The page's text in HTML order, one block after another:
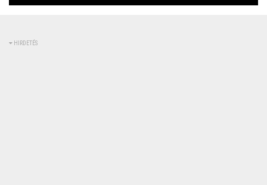
kikapcsolva
0%
0%
HIRDETÉS